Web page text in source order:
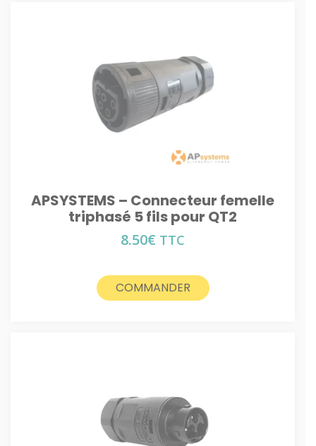
APSYSTEMS – Connecteur femelle
triphasé 5 fils pour QT2
8.50€ TTC
COMMANDER